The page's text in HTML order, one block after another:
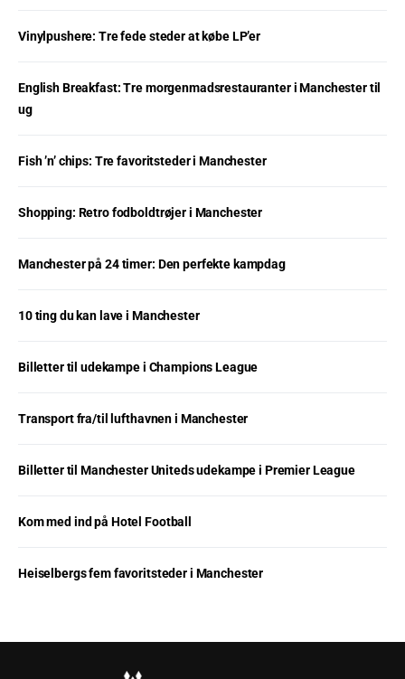
Vinylpushere: Tre fede steder at købe LP’er
English Breakfast: Tre morgenmadsrestauranter i Manchester til
ug
Fish ’n’ chips: Tre favoritsteder i Manchester
Shopping: Retro fodboldtrøjer i Manchester
Manchester på 24 timer: Den perfekte kampdag
10 ting du kan lave i Manchester
Billetter til udekampe i Champions League
Transport fra/til lufthavnen i Manchester
Billetter til Manchester Uniteds udekampe i Premier League
Kom med ind på Hotel Football
Heiselbergs fem favoritsteder i Manchester